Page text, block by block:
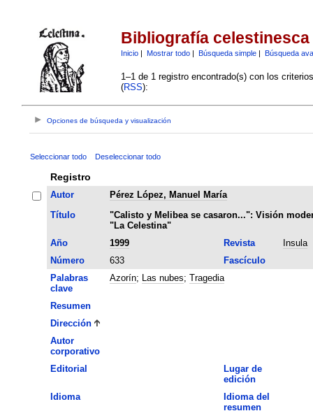
Bibliografía celestinesca
Inicio| Mostrar todo| Búsqueda simple| Búsqueda
1–1 de 1 registro encontrado(s) con los
(RSS):
Opciones de búsqueda y visualización
Seleccionar todo Deseleccionar todo
Registro
Autor
Pérez López, Manuel María
Título
"Calisto y Melibea se casaron...": Visión
"La Celestina"
Año
1999 Revista
Insula
Número
633
Fascículo
Palabras
clave
Azorín; Las nubes; Tragedia
Resumen
Dirección
Autor
corporativo
Editorial
Lugar de
edición
Idioma
Idioma del
resumen